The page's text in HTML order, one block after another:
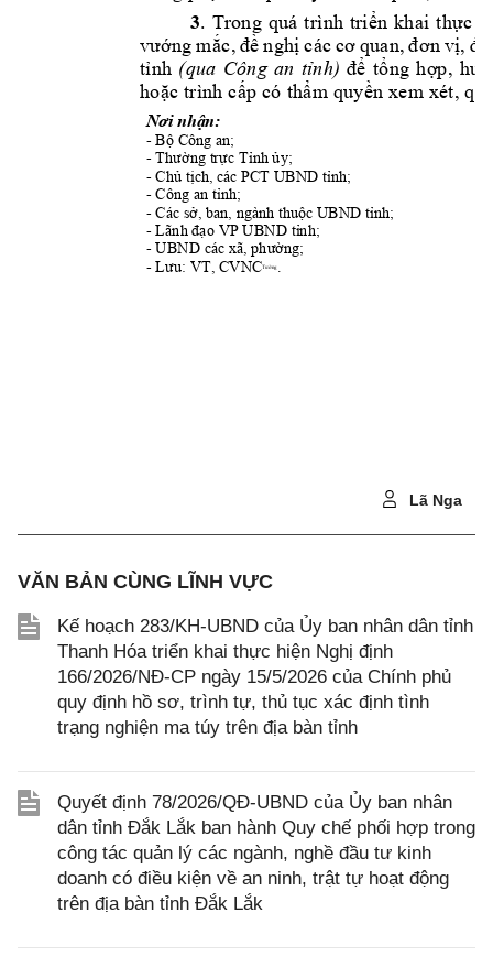
3. Trong quá trình triển khai thực
vướng mắc, đềnghị các cơ quan, đơn vị, đị
tỉnh (qua Công an tỉnh) để tổng hợp, hướ
hoặc trình cấp có thẩm quyền xem xét,
Nơi nhận:
- Bộ Công an;
- Thường trực Tỉnh ủy;
- Chủ tịch, các PCT UBND tỉnh;
- Công an tỉnh;
- Các sở, ban, ngành thuộc UBND tỉnh;
- Lãnh đạo VP UBND tỉnh;
- UBND các xã, phường;
- Lưu: VT, CVNCTường
Lã Nga
VĂN BẢN CÙNG LĨNH VỰC
Kế hoạch 283/KH-UBND của Ủy ban nhân dân tỉnh
Thanh Hóa triển khai thực hiện Nghị định
166/2026/NĐ-CP ngày 15/5/2026 của Chính phủ
quy định hồ sơ, trình tự, thủ tục xác định tình
trạng nghiện ma túy trên địa bàn tỉnh
Quyết định 78/2026/QĐ-UBND của Ủy ban nhân
dân tỉnh Đắk Lắk ban hành Quy chế phối hợp trong
công tác quản lý các ngành, nghề đầu tư kinh
doanh có điều kiện về an ninh, trật tự hoạt động
trên địa bàn tỉnh Đắk Lắk